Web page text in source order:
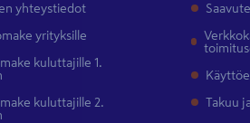
yhteystiedot
yrityksille
kuluttajille 1.
kuluttajille 2.
Takuu